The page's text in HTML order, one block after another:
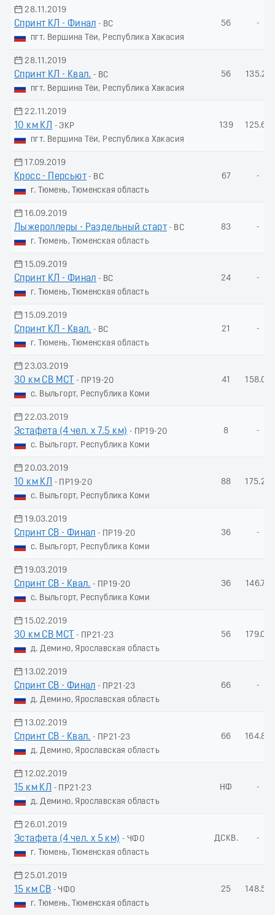
28.11.2019
Спринт КЛ - Финал - ВС
пгт. Вершина Тёи, Республика Хакасия
56 -
28.11.2019
Спринт КЛ - Квал. - ВС
пгт. Вершина Тёи, Республика Хакасия
56 135.21
22.11.2019
10 км КЛ
- ЭКР
пгт. Вершина Тёи, Республика Хакасия
139 125.65
17.09.2019
Кросс - Персьют - ВС
г. Тюмень, Тюменская область
67 -
16.09.2019
Лыжероллеры - Раздельный старт - ВС
г. Тюмень, Тюменская область
83 -
15.09.2019
Спринт КЛ - Финал - ВС
г. Тюмень, Тюменская область
24 -
15.09.2019
Спринт КЛ - Квал. - ВС
г. Тюмень, Тюменская область
21 -
23.03.2019
30 км СВ МСТ
- ПР19-20
с. Выльгорт, Республика Коми
41 158.04
22.03.2019
Эстафета (4 чел. х 7.5 км) - ПР19-20
с. Выльгорт, Республика Коми
8 -
20.03.2019
10 км КЛ
- ПР19-20
с. Выльгорт, Республика Коми
88 175.28
19.03.2019
Спринт СВ - Финал - ПР19-20
с. Выльгорт, Республика Коми
36 -
19.03.2019
Спринт СВ - Квал. - ПР19-20
с. Выльгорт, Республика Коми
36 146.76
15.02.2019
30 км СВ МСТ
- ПР21-23
д. Демино, Ярославская область
56 179.05
13.02.2019
Спринт СВ - Финал - ПР21-23
д. Демино, Ярославская область
66 -
13.02.2019
Спринт СВ - Квал. - ПР21-23
д. Демино, Ярославская область
66 164.88
12.02.2019
15 км КЛ
- ПР21-23
д. Демино, Ярославская область
НФ -
26.01.2019
Эстафета (4 чел. х 5 км) - ЧФО
г. Тюмень, Тюменская область
ДСКВ. -
25.01.2019
15 км СВ - ЧФО
г. Тюмень, Тюменская область
25 148.55